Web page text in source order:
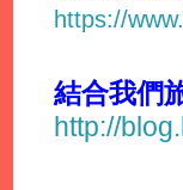
https://
結合我們
http://